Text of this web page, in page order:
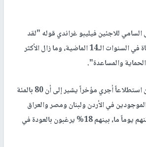
للاجئين فيليبو غراندي قوله "لقد
تحمّلوا الكثير من المعاناة في السنوات الـ14 الماضية، وما زال الأكثر
والمساعدة".
ولفتت المفوضية إلى أن استطلاعاً أجري مؤخراً يشير إلى أن 80 بالمئة
في الأردن ولبنان ومصر والعراق
يرغبون بالعودة إلى وطنهم يوماً ما، بينهم 18% يرغبون بالعودة في